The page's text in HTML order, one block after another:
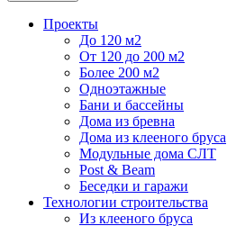
Проекты
До 120 м2
От 120 до 200 м2
Более 200 м2
Одноэтажные
Бани и бассейны
Дома из бревна
Дома из клееного бруса
Модульные дома СЛТ
Post & Beam
Беседки и гаражи
Технологии строительства
Из клееного бруса